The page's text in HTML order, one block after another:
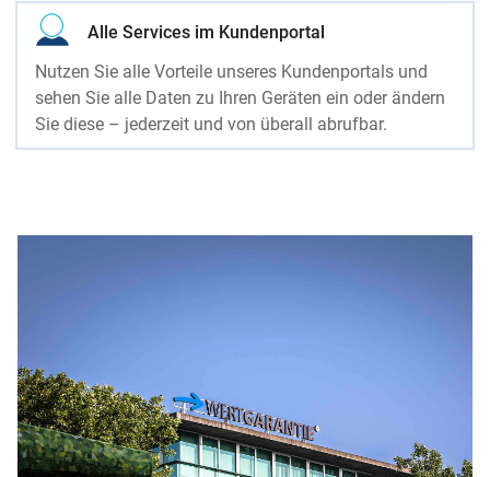
Alle Services im Kundenportal
Nutzen Sie alle Vorteile unseres Kundenportals und
sehen Sie alle Daten zu Ihren Geräten ein oder ändern
Sie diese – jederzeit und von überall abrufbar.